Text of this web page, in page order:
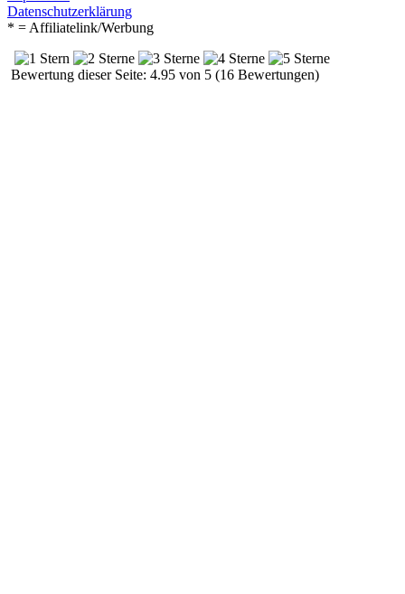
Datenschutzerklärung
* = Affiliatelink/Werbung
Bewertung dieser Seite: 4.95 von 5 (16 Bewertungen)